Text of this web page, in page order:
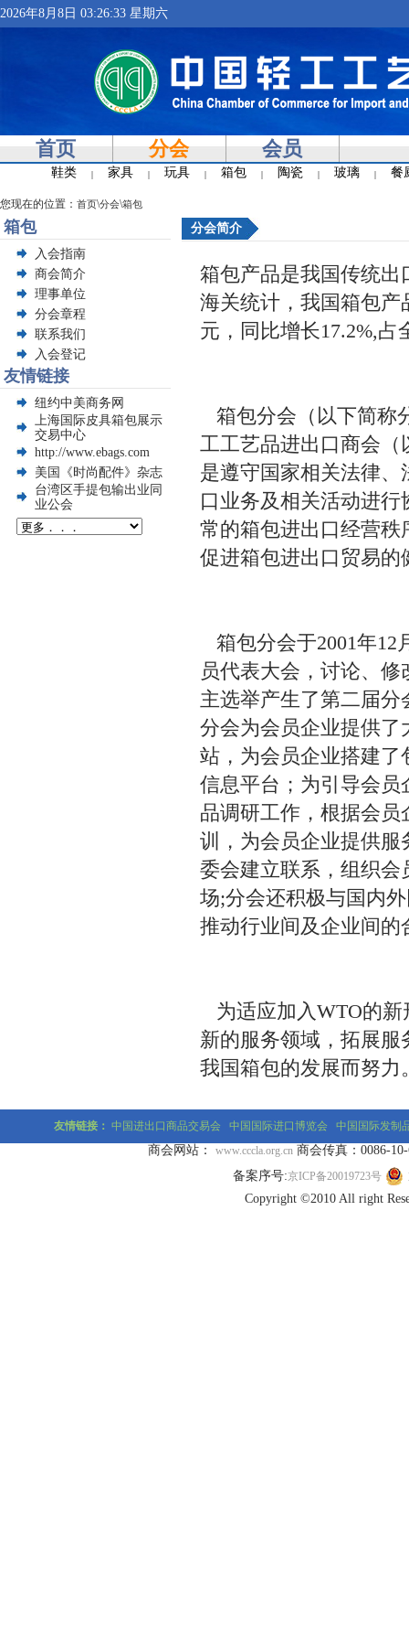
2026年8月8日 03:26:34 星期六
首页 分会
鞋类 | 家具 | 玩具 | 箱包 | 陶瓷 | 玻璃 | 餐
会员
您现在的位置： 首页\分会\箱包
箱包
入会指南
商会简介
理事单位
分会章程
联系我们
入会登记
友情链接
纽约中美商务网
上海国际皮具箱包展示
交易中心
http://www.ebags.com
美国《时尚配件》杂志
台湾区手提包输出业同
业公会
分会简介
箱包产品是我国传统
海关统计，我国箱包产
元，同比增长17.2%,占
箱包分会（以下简称
工工艺品进出口商会
是遵守国家相关法律
口业务及相关活动进
常的箱包进出口经营
促进箱包进出口贸易的
箱包分会于2001年12
员代表大会，讨论、
主选举产生了第二届分
分会为会员企业提供
站，为会员企业搭建
信息平台；为引导会
品调研工作，根据会
训，为会员企业提供
委会建立联系，组织
场;分会还积极与国内
推动行业间及企业间的
为适应加入WTO的新
新的服务领域，拓展
我国箱包的发展而努力
友情链接： 中国进出口商品交易会 中国国际进口博览会 中国国际发制
商会网站： www.cccla.org.cn 商会传真：0086-10-
备案序号:京ICP备20019723号
Copyright ©2010 All right